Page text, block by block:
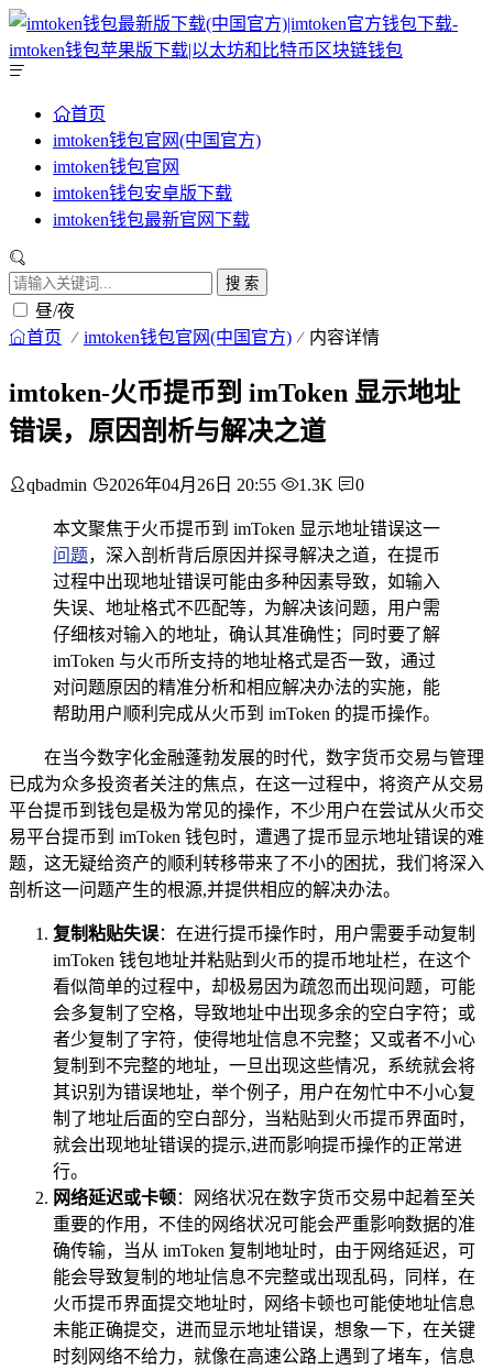
首页
imtoken钱包官网(中国官方)
imtoken钱包官网
imtoken钱包安卓版下载
imtoken钱包最新官网下载
搜 索
昼/夜
首页 imtoken钱包官网(中国官方) 内容详情
imtoken-火币提币到 imToken 显示地址
错误，原因剖析与解决之道
qbadmin 2026年04月26日 20:55 1.3K 0
本文聚焦于火币提币到 imToken 显示地址错误这一
问题，深入剖析背后原因并探寻解决之道，在提币
过程中出现地址错误可能由多种因素导致，如输入
失误、地址格式不匹配等，为解决该问题，用户需
仔细核对输入的地址，确认其准确性；同时要了解
imToken 与火币所支持的地址格式是否一致，通过
对问题原因的精准分析和相应解决办法的实施，能
帮助用户顺利完成从火币到 imToken 的提币操作。
在当今数字化金融蓬勃发展的时代，数字货币交易与管理
已成为众多投资者关注的焦点，在这一过程中，将资产从交易
平台提币到钱包是极为常见的操作，不少用户在尝试从火币交
易平台提币到 imToken 钱包时，遭遇了提币显示地址错误的难
题，这无疑给资产的顺利转移带来了不小的困扰，我们将深入
剖析这一问题产生的根源,并提供相应的解决办法。
复制粘贴失误：在进行提币操作时，用户需要手动复制
imToken 钱包地址并粘贴到火币的提币地址栏，在这个
看似简单的过程中，却极易因为疏忽而出现问题，可能
会多复制了空格，导致地址中出现多余的空白字符；或
者少复制了字符，使得地址信息不完整；又或者不小心
复制到不完整的地址，一旦出现这些情况，系统就会将
其识别为错误地址，举个例子，用户在匆忙中不小心复
制了地址后面的空白部分，当粘贴到火币提币界面时，
就会出现地址错误的提示,进而影响提币操作的正常进
行。
网络延迟或卡顿：网络状况在数字货币交易中起着至关
重要的作用，不佳的网络状况可能会严重影响数据的准
确传输，当从 imToken 复制地址时，由于网络延迟，可
能会导致复制的地址信息不完整或出现乱码，同样，在
火币提币界面提交地址时，网络卡顿也可能使地址信息
未能正确提交，进而显示地址错误，想象一下，在关键
时刻网络不给力，就像在高速公路上遇到了堵车，信息